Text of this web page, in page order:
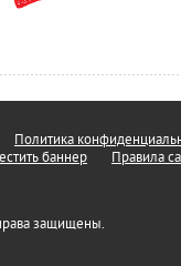
Политика
баннер Правила
защищены.